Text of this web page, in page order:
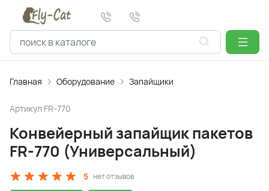
Главная Оборудование Запайщики
Артикул FR-770
Конвейерный запайщик пакетов
FR-770 (Универсальный)
5 нет отзывов